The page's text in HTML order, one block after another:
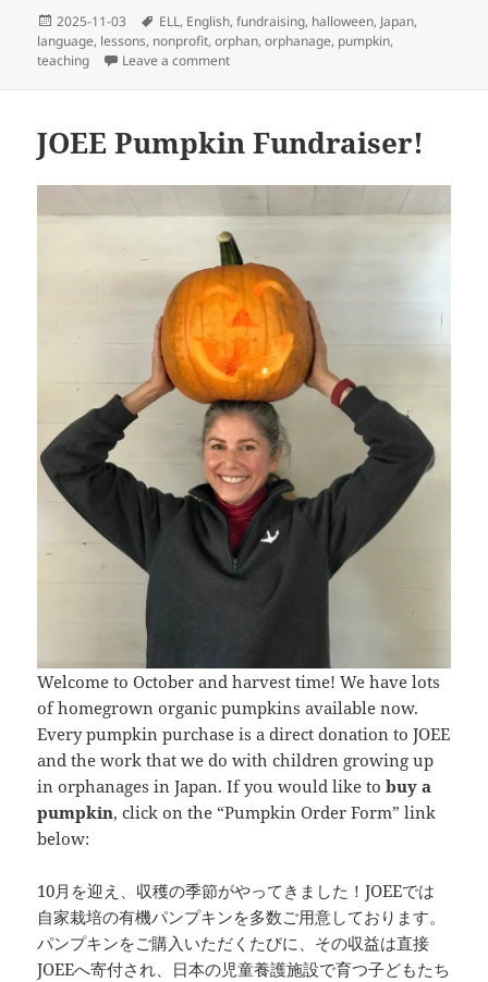
Posted
on
2025-11-03 Tags
ELL, English,fundraising, halloween, Japan,
language, lessons, nonprofit,orphan,orphanage, pumpkin,
teaching
Leave a commenton Jack-o-Lantern Joy – ジャック・オー・
JOEE Pumpkin Fundraiser!
Welcome to October and harvest time! We have lots
of homegrown organic pumpkins available now.
Every pumpkin purchase is a direct donation to JOEE
and the work that we do with children growing up
in orphanages in Japan. If you would like tobuy a
pumpkin, click on the “Pumpkin Order Form” link
below:
10月を迎え、収穫の季節がやってきました！JOEEでは
自家栽培の有機パンプキンを多数ご用意しております。
パンプキンをご購入いただくたびに、その収益は直接
JOEEへ寄付され、日本の児童養護施設で育つ子どもたち